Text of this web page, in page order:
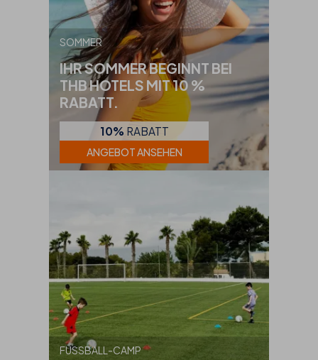
SOMMER
IHR SOMMER BEGINNT BEI
THB HOTELS MIT 10 %
RABATT.
10% RABATT
ANGEBOT ANSEHEN
FUSSBALL-CAMP